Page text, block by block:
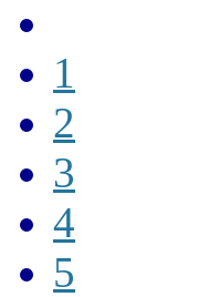
1
2
3
4
5